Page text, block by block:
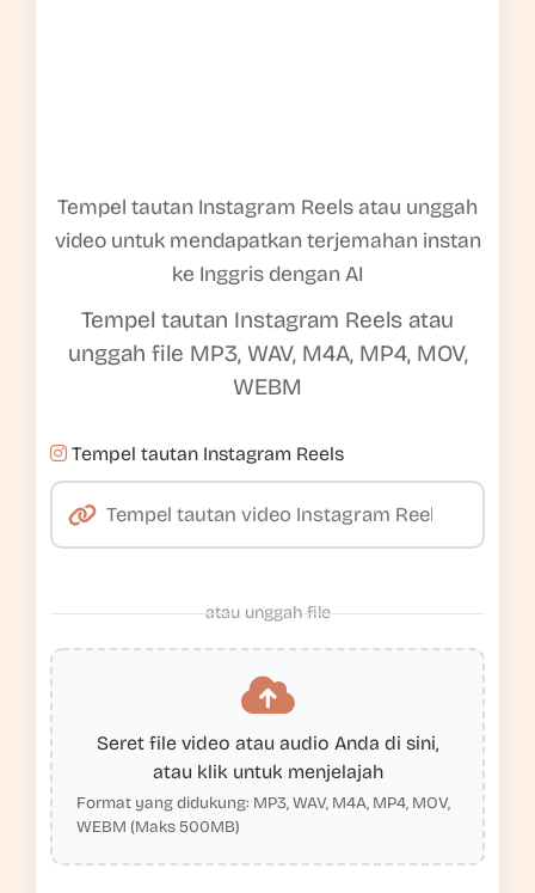
Tempel tautan Instagram Reels atau unggah
video untuk mendapatkan terjemahan instan
ke Inggris dengan AI
Tempel tautan Instagram Reels atau
unggah file MP3, WAV, M4A, MP4, MOV,
WEBM
Tempel tautan Instagram Reels
atau unggah file
Seret file video atau audio Anda di sini,
atau klik untuk menjelajah
Format yang didukung: MP3, WAV, M4A, MP4, MOV,
WEBM (Maks 500MB)